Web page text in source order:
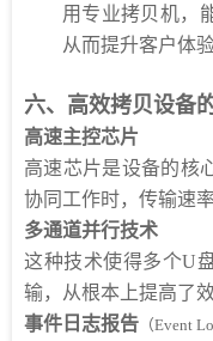
用专业拷贝机，
从而提升客户体
六、高效拷贝设备
高速主控芯片
高速芯片是设备的核
协同工作时，传输速
多通道并行技术
这种技术使得多个U
输，从根本上提高了效
事件日志报告 （Event